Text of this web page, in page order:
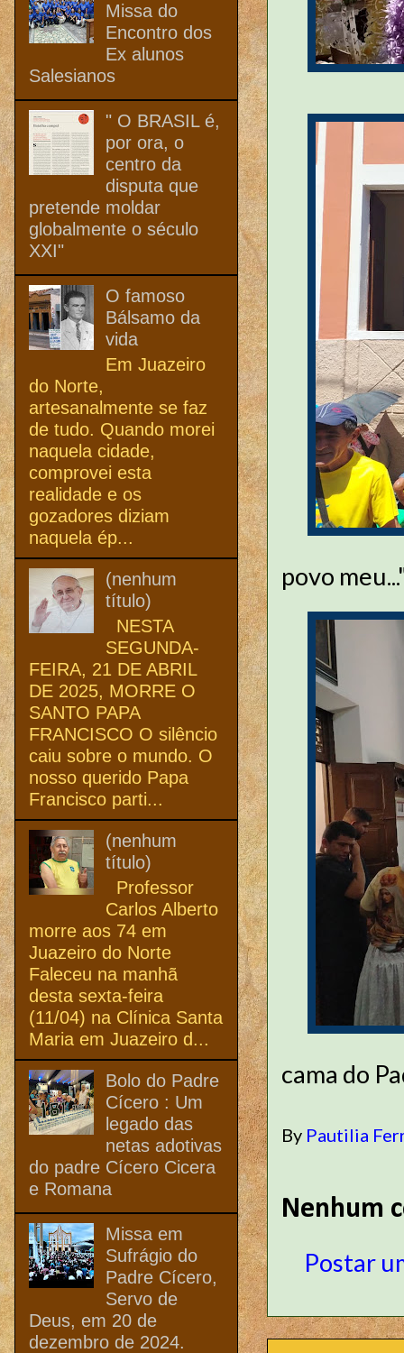
povo
cama do
By Pautilia
Nenhum
Postar
Missa do
Encontro dos
Ex alunos
Salesianos
" O BRASIL é,
por ora, o
centro da
disputa que
pretende moldar
globalmente o século
XXI"
O famoso
Bálsamo da
vida
Em Juazeiro
do Norte,
artesanalmente se faz
de tudo. Quando morei
naquela cidade,
comprovei esta
realidade e os
gozadores diziam
naquela ép...
(nenhum
título)
NESTA
SEGUNDA-
FEIRA, 21 DE ABRIL
DE 2025, MORRE O
SANTO PAPA
FRANCISCO O silêncio
caiu sobre o mundo. O
nosso querido Papa
Francisco parti...
(nenhum
título)
Professor
Carlos Alberto
morre aos 74 em
Juazeiro do Norte
Faleceu na manhã
desta sexta-feira
(11/04) na Clínica Santa
Maria em Juazeiro d...
Bolo do Padre
Cícero : Um
legado das
netas adotivas
do padre Cícero Cicera
e Romana
Missa em
Sufrágio do
Padre Cícero,
Servo de
Deus, em 20 de
dezembro de 2024.